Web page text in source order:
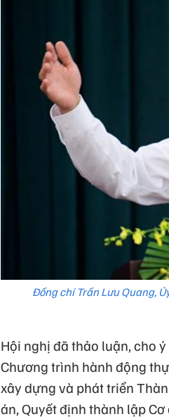
Đồng chí Trần Lưu Quang,
Hội nghị đã thảo luận, cho
Chương trình hành động
xây dựng và phát triển
án, Quyết định thành lập